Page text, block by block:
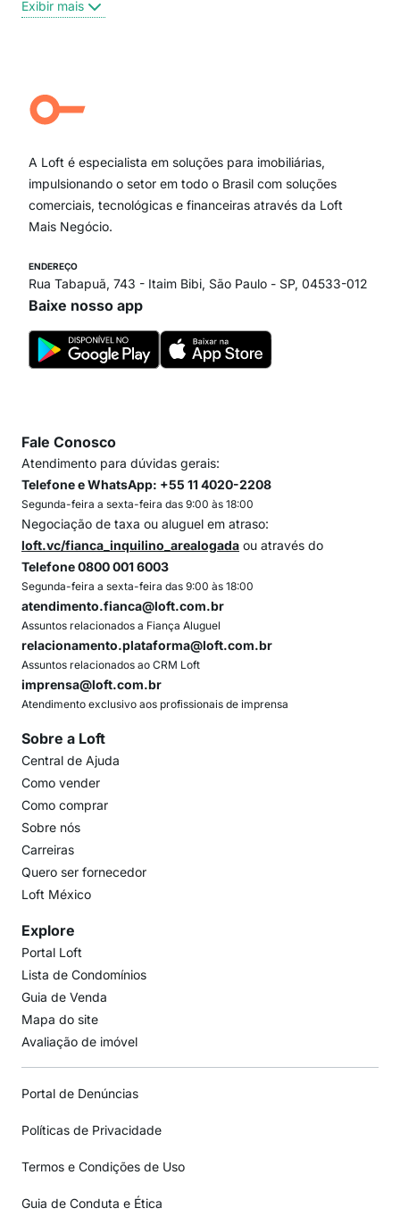
Centro
Campo Belo
Ipiranga
Paraíso
Itaim Bibi
Exibir mais
A Loft é especialista em soluções para imobiliárias,
impulsionando o setor em todo o Brasil com soluções
comerciais, tecnológicas e financeiras através da Loft
Mais Negócio.
ENDEREÇO
Rua Tabapuã, 743 - Itaim Bibi, São Paulo - SP, 04533-012
Baixe nosso app
Fale Conosco
Atendimento para dúvidas gerais:
Telefone e WhatsApp: +55 11 4020-2208
Segunda-feira a sexta-feira das 9:00 às 18:00
Negociação de taxa ou aluguel em atraso:
loft.vc/fianca_inquilino_arealogada ou através do
Telefone 0800 001 6003
Segunda-feira a sexta-feira das 9:00 às 18:00
atendimento.fianca@loft.com.br
Assuntos relacionados a Fiança Aluguel
relacionamento.plataforma@loft.com.br
Assuntos relacionados ao CRM Loft
imprensa@loft.com.br
Atendimento exclusivo aos profissionais de imprensa
Sobre a Loft
Central de Ajuda
Como vender
Como comprar
Sobre nós
Carreiras
Quero ser fornecedor
Loft México
Explore
Portal Loft
Lista de Condomínios
Guia de Venda
Mapa do site
Avaliação de imóvel
Portal de Denúncias
Políticas de Privacidade
Termos e Condições de Uso
Guia de Conduta e Ética